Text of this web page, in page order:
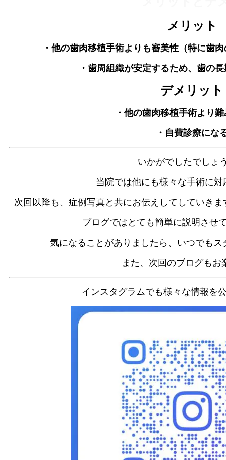
メリット
・他の歯肉移植手術よりも審美性（特に歯
・歯周組織が安定するため、歯の
デメリット
・他の歯肉移植手術より
・自費診療にな
いかがでしたでしょ
当院では他にも様々な手術に
次回以降も、症例写真と共にお伝えしてしていき
ブログではとても簡単に説明させ
気になることがありましたら、いつでも
また、次回のブログもお
インスタグラムでも様々な情報を公開